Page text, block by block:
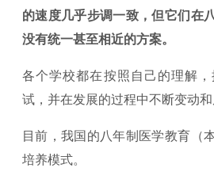
的速度几乎步调一致，但它们在
没有统一甚至相近的方案。
各个学校都在按照自己的理解
试，并在发展的过程中不断变动和
目前，我国的八年制医学教育（
培养模式。